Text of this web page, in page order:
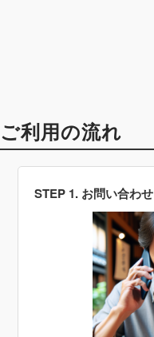
ご利用の流れ
STEP 1. お問い合わせ